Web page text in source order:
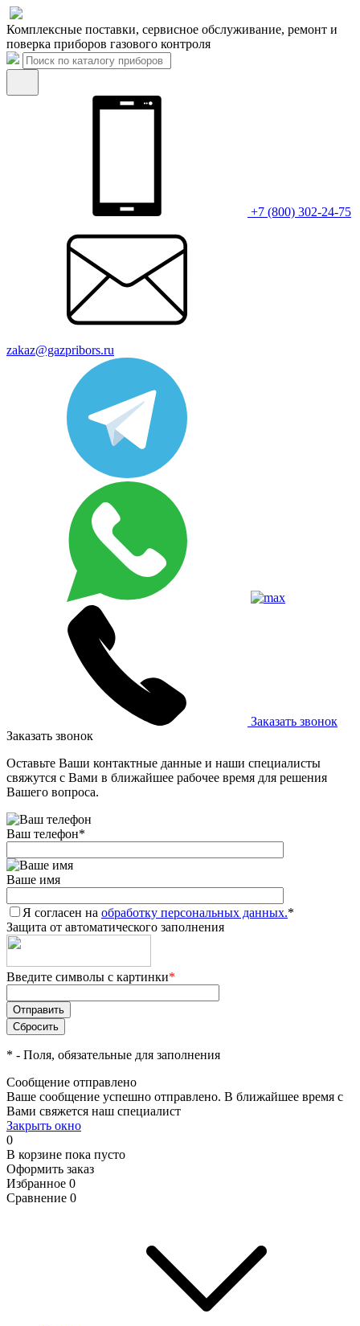
Комплексные поставки, сервисное обслуживание, ремонт и
поверка приборов газового контроля
+7 (800) 302-24-75
zakaz@gazpribors.ru
Заказать звонок
Заказать звонок
Оставьте Ваши контактные данные и наши специалисты
свяжутся с Вами в ближайшее рабочее время для решения
Вашего вопроса.
Ваш телефон*
Ваше имя
Я согласен на обработку персональных данных.*
Защита от автоматического заполнения
Введите символы с картинки*
* - Поля, обязательные для заполнения
Сообщение отправлено
Ваше сообщение успешно отправлено. В ближайшее время с
Вами свяжется наш специалист
Закрыть окно
0
В корзине пока пусто
Оформить заказ
Избранное 0
Сравнение 0